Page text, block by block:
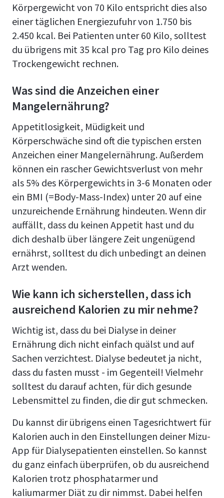
Körpergewicht von 70 Kilo entspricht dies also
einer täglichen Energiezufuhr von 1.750 bis
2.450 kcal. Bei Patienten unter 60 Kilo, solltest
du übrigens mit 35 kcal pro Tag pro Kilo deines
Trockengewicht rechnen.
Was sind die Anzeichen einer
Mangelernährung?
Appetitlosigkeit, Müdigkeit und
Körperschwäche sind oft die typischen ersten
Anzeichen einer Mangelernährung. Außerdem
können ein rascher Gewichtsverlust von mehr
als 5% des Körpergewichts in 3-6 Monaten oder
ein BMI (=Body-Mass-Index) unter 20 auf eine
unzureichende Ernährung hindeuten. Wenn dir
auffällt, dass du keinen Appetit hast und du
dich deshalb über längere Zeit ungenügend
ernährst, solltest du dich unbedingt an deinen
Arzt wenden.
Wie kann ich sicherstellen, dass ich
ausreichend Kalorien zu mir nehme?
Wichtig ist, dass du bei Dialyse in deiner
Ernährung dich nicht einfach quälst und auf
Sachen verzichtest. Dialyse bedeutet ja nicht,
dass du fasten musst - im Gegenteil! Vielmehr
solltest du darauf achten, für dich gesunde
Lebensmittel zu finden, die dir gut schmecken.
Du kannst dir übrigens einen Tagesrichtwert für
Kalorien auch in den Einstellungen deiner Mizu-
App für Dialysepatienten einstellen. So kannst
du ganz einfach überprüfen, ob du ausreichend
Kalorien trotz phosphatarmer und
kaliumarmer Diät zu dir nimmst. Dabei helfen